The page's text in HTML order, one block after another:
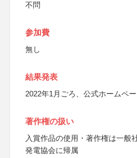
不問
参加費
無し
結果発表
2022年1月ごろ、公式ホームペ
著作権の扱い
入賞作品の使用・著作権は一般
発電協会に帰属